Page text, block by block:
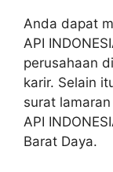
Anda dapat
API
perusahaan di
karir. Selain
surat
API
Barat Daya.